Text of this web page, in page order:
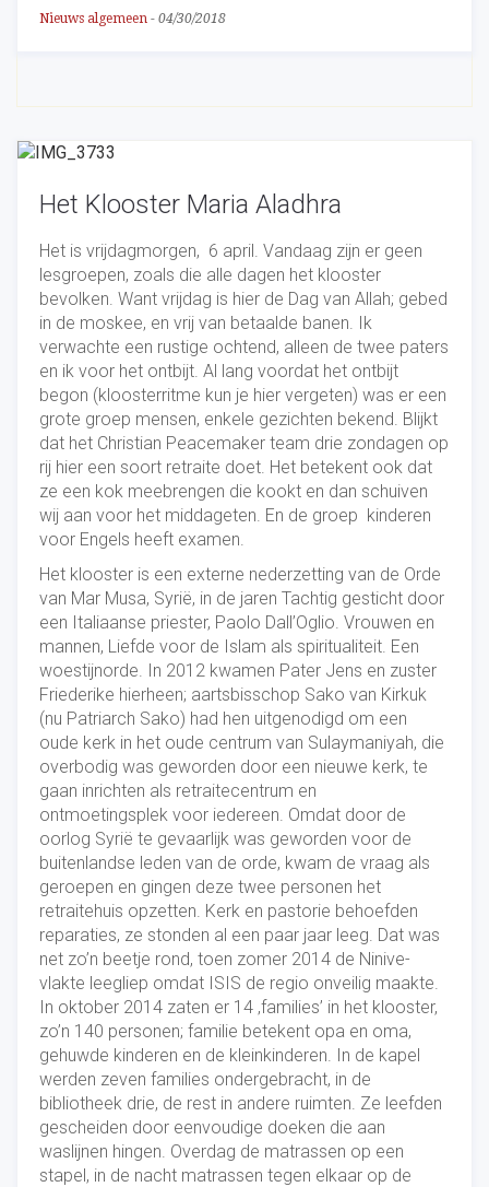
Nieuws algemeen - 04/30/2018
Het Klooster Maria Aladhra
Het is vrijdagmorgen, 6 april. Vandaag zijn er geen
lesgroepen, zoals die alle dagen het klooster
bevolken. Want vrijdag is hier de Dag van Allah; gebed
in de moskee, en vrij van betaalde banen. Ik
verwachte een rustige ochtend, alleen de twee paters
en ik voor het ontbijt. Al lang voordat het ontbijt
begon (kloosterritme kun je hier vergeten) was er een
grote groep mensen, enkele gezichten bekend. Blijkt
dat het Christian Peacemaker team drie zondagen op
rij hier een soort retraite doet. Het betekent ook dat
ze een kok meebrengen die kookt en dan schuiven
wij aan voor het middageten. En de groep kinderen
voor Engels heeft examen.
Het klooster is een externe nederzetting van de Orde
van Mar Musa, Syrië, in de jaren Tachtig gesticht door
een Italiaanse priester, Paolo Dall’Oglio. Vrouwen en
mannen, Liefde voor de Islam als spiritualiteit. Een
woestijnorde. In 2012 kwamen Pater Jens en zuster
Friederike hierheen; aartsbisschop Sako van Kirkuk
(nu Patriarch Sako) had hen uitgenodigd om een
oude kerk in het oude centrum van Sulaymaniyah, die
overbodig was geworden door een nieuwe kerk, te
gaan inrichten als retraitecentrum en
ontmoetingsplek voor iedereen. Omdat door de
oorlog Syrië te gevaarlijk was geworden voor de
buitenlandse leden van de orde, kwam de vraag als
geroepen en gingen deze twee personen het
retraitehuis opzetten. Kerk en pastorie behoefden
reparaties, ze stonden al een paar jaar leeg. Dat was
net zo’n beetje rond, toen zomer 2014 de Ninive-
vlakte leegliep omdat ISIS de regio onveilig maakte.
In oktober 2014 zaten er 14 ‚families’ in het klooster,
zo’n 140 personen; familie betekent opa en oma,
gehuwde kinderen en de kleinkinderen. In de kapel
werden zeven families ondergebracht, in de
bibliotheek drie, de rest in andere ruimten. Ze leefden
gescheiden door eenvoudige doeken die aan
waslijnen hingen. Overdag de matrassen op een
stapel, in de nacht matrassen tegen elkaar op de